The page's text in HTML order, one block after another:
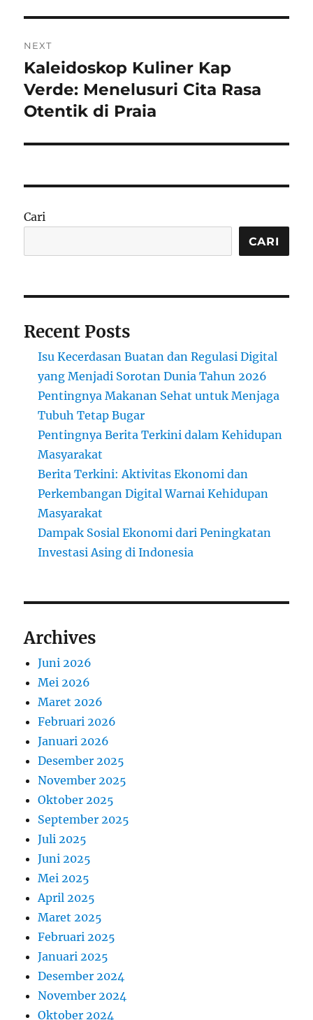
NEXT
Next
post:
Kaleidoskop Kuliner Kap
Verde: Menelusuri Cita Rasa
Otentik di Praia
Cari
CARI
Recent Posts
Isu Kecerdasan Buatan dan Regulasi Digital
yang Menjadi Sorotan Dunia Tahun 2026
Pentingnya Makanan Sehat untuk Menjaga
Tubuh Tetap Bugar
Pentingnya Berita Terkini dalam Kehidupan
Masyarakat
Berita Terkini: Aktivitas Ekonomi dan
Perkembangan Digital Warnai Kehidupan
Masyarakat
Dampak Sosial Ekonomi dari Peningkatan
Investasi Asing di Indonesia
Archives
Juni 2026
Mei 2026
Maret 2026
Februari 2026
Januari 2026
Desember 2025
November 2025
Oktober 2025
September 2025
Juli 2025
Juni 2025
Mei 2025
April 2025
Maret 2025
Februari 2025
Januari 2025
Desember 2024
November 2024
Oktober 2024